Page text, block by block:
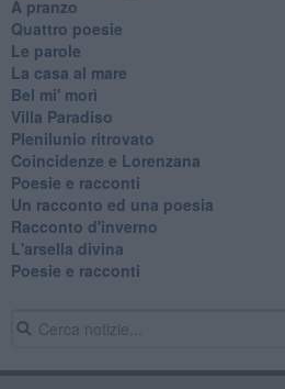
A pranzo
Quattro poesie
Le parole
La casa al mare
Bel mi' morì
Villa Paradiso
Plenilunio ritrovato
Coincidenze e Lorenzana
Poesie e racconti
Un racconto ed una poesia
Racconto d'inverno
​L'arsella divina
Poesie e racconti